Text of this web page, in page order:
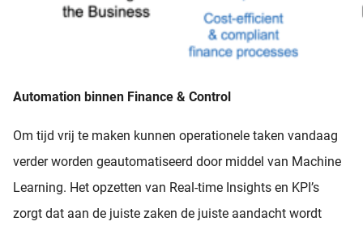
Automation binnen Finance & Control
Om tijd vrij te maken kunnen operationele taken vandaag
verder worden geautomatiseerd door middel van Machine
Learning. Het opzetten van Real-time Insights en KPI’s
zorgt dat aan de juiste zaken de juiste aandacht wordt